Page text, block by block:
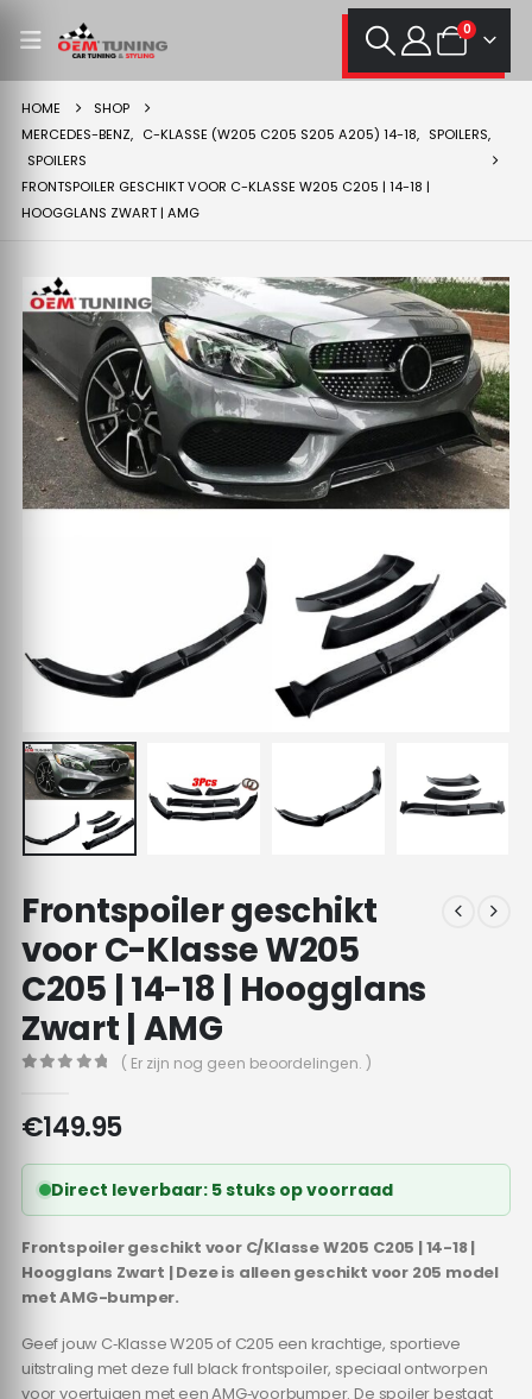
0
HOME
SHOP
MERCEDES-BENZ, C-KLASSE (W205 C205 S205 A205) 14-18, SPOILERS,
SPOILERS
FRONTSPOILER GESCHIKT VOOR C-KLASSE W205 C205 | 14-18 |
HOOGGLANS ZWART | AMG
Frontspoiler geschikt
voor C-Klasse W205
C205 | 14-18 | Hoogglans
Zwart | AMG
( Er zijn nog geen beoordelingen. )
€149.95
Direct leverbaar: 5 stuks op voorraad
Frontspoiler geschikt voor C/Klasse W205 C205 | 14-18 |
Hoogglans Zwart | Deze is alleen geschikt voor 205 model
met AMG-bumper.
Geef jouw C‑Klasse W205 of C205 een krachtige, sportieve
uitstraling met deze full black frontspoiler, speciaal ontworpen
voor voertuigen met een AMG‑voorbumper. De spoiler bestaat